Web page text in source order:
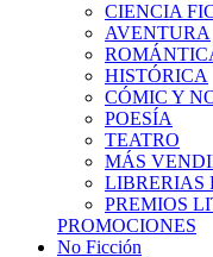
CIENCIA
AVENTURA
HISTÓRICA
CÓMIC Y
POESÍA
TEATRO
MÁS
LIBRERIAS
PREMIOS
PROMOCIONES
No Ficción